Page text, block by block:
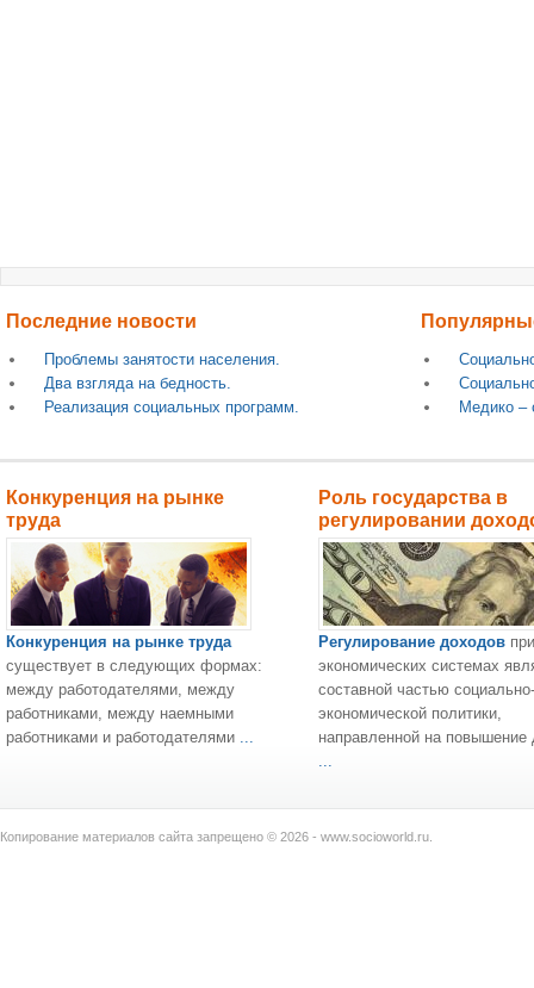
Последние новости
Проблемы занятости населения.
Два взгляда на бедность.
Реализация социальных программ.
Медико –
Конкуренция на рынке
труда
Конкуренция на рынке труда
существует в следующих формах:
между работодателями, между
работниками, между наемными
работниками и работодателями ...
Роль государства в
регулировании
Регулирование доходов
экономических системах
составной частью
экономической политики,
направленной на повышение
...
Копирование материалов сайта запрещено © 2026 - www.socioworld.ru.